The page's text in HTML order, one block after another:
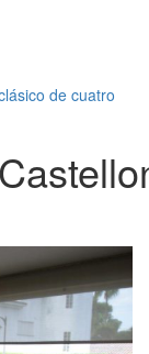
de cuatro